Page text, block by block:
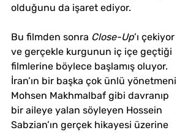
olduğunu da işaret ediyor.
Bu filmden sonra Close-Up’ı çekiyor
ve gerçekle kurgunun iç içe geçtiği
filmlerine böylece başlamış oluyor.
İran’ın bir başka çok ünlü yönetmeni
Mohsen Makhmalbaf gibi davranıp
bir aileye yalan söyleyen Hossein
Sabzian’ın gerçek hikayesi üzerine